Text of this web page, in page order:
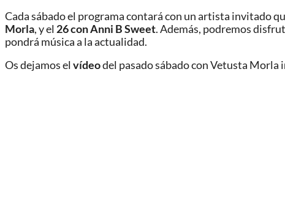
Cada sábado el programa contarácon un artista invitado
Morla, y el 26 conAnni B Sweet. Además, podremos
pondrá música a la actualidad.
Os dejamos el vídeodel pasado sábado con Vetusta Morla